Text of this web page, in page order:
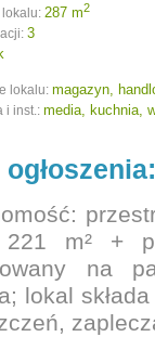
lokalu: 287 m2
3
lokalu: magazyn,
i inst.: media, kuchnia,
221 m² +
na
lokal